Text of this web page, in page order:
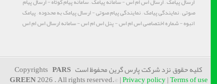
صوتی – نمایندگی پیامک – نمایندگی پیام صوتی - ارسال پیامک به محدوده – پیامک
انبوه - شماره اختصاصی اس ام اس - پنل اس ام اس - سامانه ارسال اس ام اس
کلیه حقوق نزد شرکت پارس گرین محفوظ است CopyrightsPARS
GREEN2026 . All rights reserved.© |Privacy policy|Terms of use